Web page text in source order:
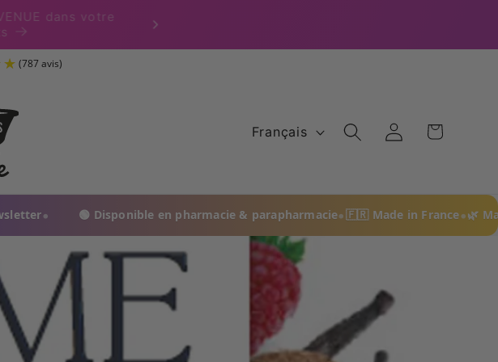
dans votre
Langue
Français ConnexionPanier
🟢 Disponible en pharmacie & parapharmacie•🇫🇷 Made in France•🌿 Made in
en 48 heures. Livraison offerte dès 59 euros. Moins